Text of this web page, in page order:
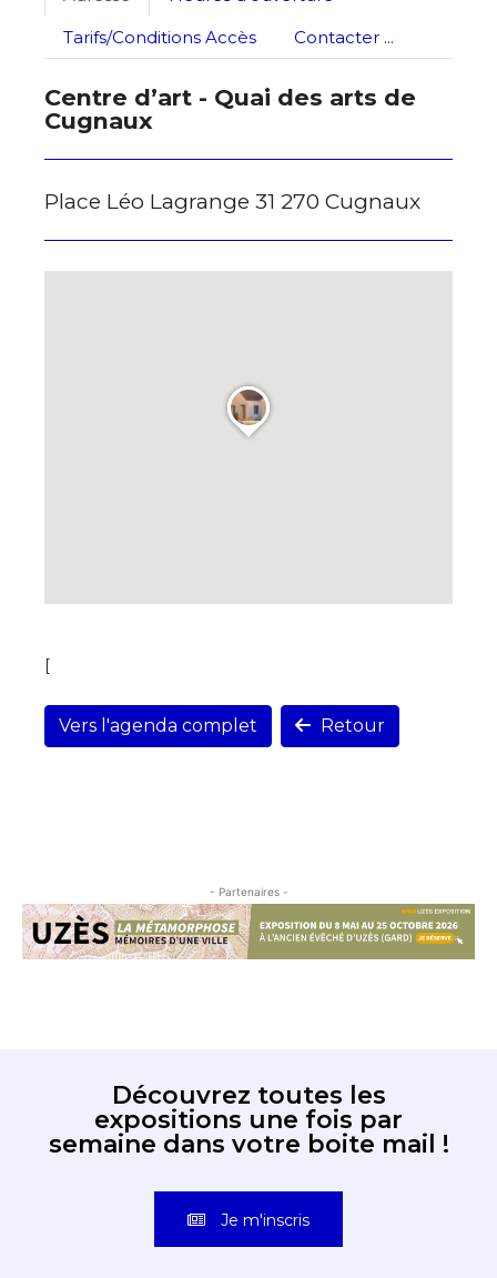
Tarifs/Conditions Accès
Contacter ...
Centre d’art - Quai des arts de
Cugnaux
Place Léo Lagrange 31 270 Cugnaux
[
Vers l'agenda complet Retour
- Partenaires -
Découvrez toutes les
expositions une fois par
semaine dans votre boite mail !
Je m'inscris